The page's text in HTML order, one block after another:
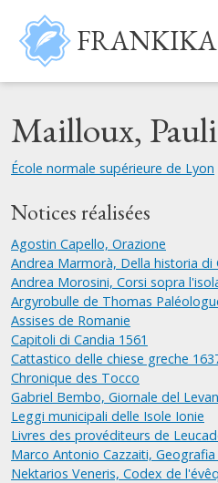
Aller au contenu principal
FRANKIKA
Mailloux,
École normale supérieure de Lyon
Notices réalisées
Agostin Capello, Orazione
Andrea Marmorà, Della historia di
Andrea Morosini, Corsi sopra
Argyrobulle de Thomas
Assises de Romanie
Capitoli di Candia 1561
Cattastico delle chiese greche
Chronique des Tocco
Gabriel Bembo, Giornale del
Leggi municipali delle Isole Ionie
Livres des provéditeurs de
Marco Antonio Cazzaiti,
Nektarios Veneris, Codex de